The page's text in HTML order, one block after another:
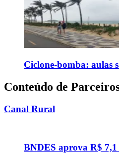
Ciclone-bomba: aulas
Conteúdo de
Canal Rural
BNDES aprova R$